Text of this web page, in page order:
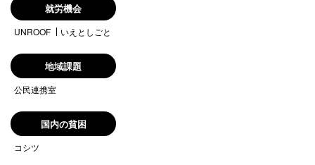
就労機会
UNROOF いえとしごと
地域課題
公民連携室
国内の貧困
コシツ